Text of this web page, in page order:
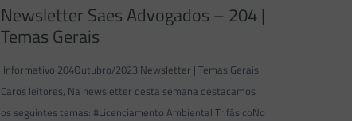
Newsletter Saes Advogados – 204 |
Temas Gerais
Informativo 204Outubro/2023 Newsletter | Temas Gerais
Caros leitores, Na newsletter desta semana destacamos
os seguintes temas: #Licenciamento Ambiental TrifásicoNo